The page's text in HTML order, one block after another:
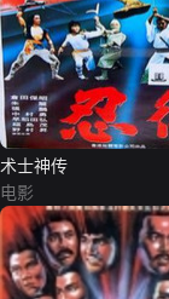
术士神传
电影